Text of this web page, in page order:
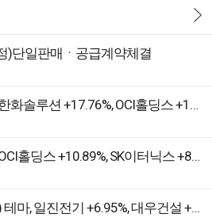
)단일판매ㆍ공급계약체결
[강세 토픽] 태양광 테마, 한화솔루션 +17.76%, OCI홀딩스 +13.52%
[강세 토픽] 태양광 테마, OCI홀딩스 +10.89%, SK이터닉스 +8.60%
[강세 토픽] 원자력 (원전) 테마, 일진전기 +6.95%, 대우건설 +6.64%